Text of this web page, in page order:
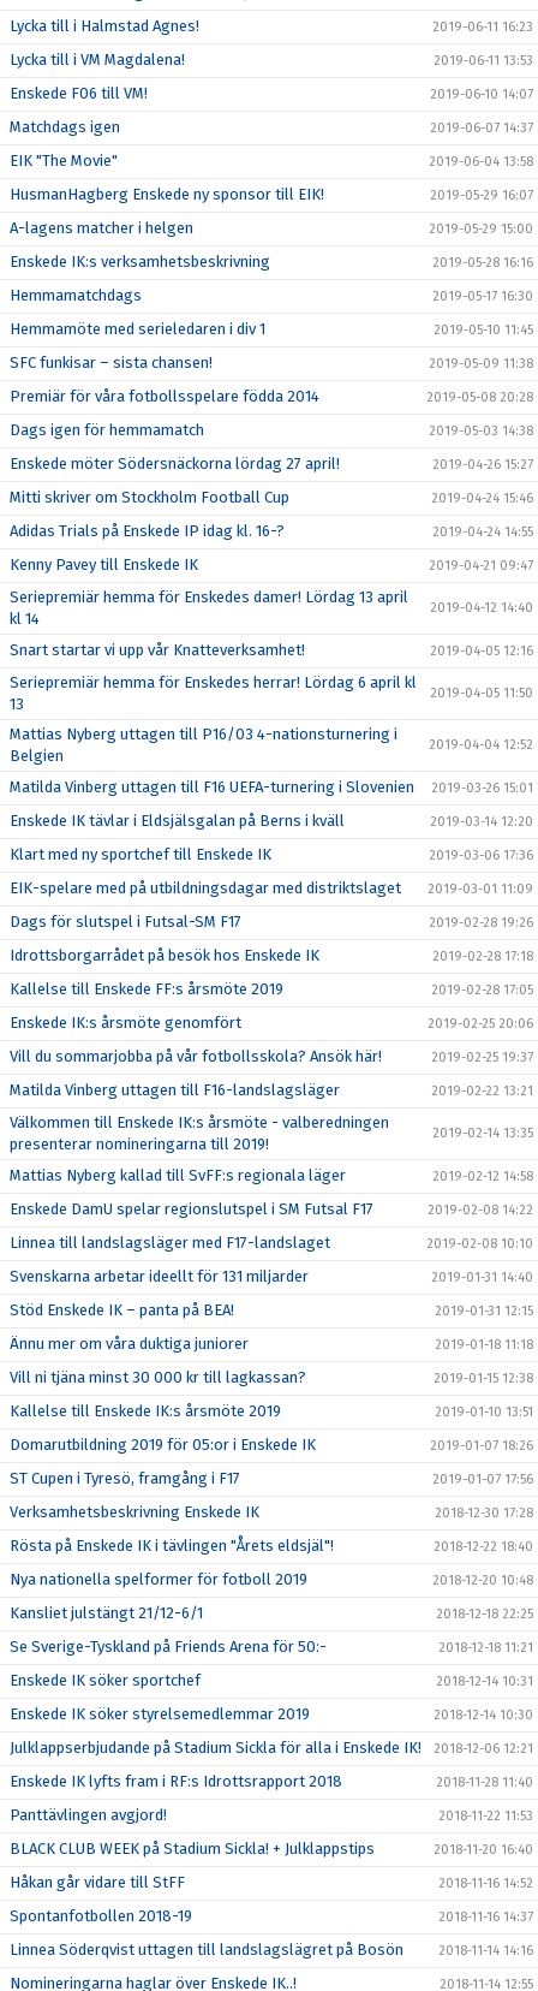
Lycka till i Halmstad Agnes! 2019-06-11 16:23
Lycka till i VM Magdalena! 2019-06-11 13:53
Enskede F06 till VM! 2019-06-10 14:07
Matchdags igen 2019-06-07 14:37
EIK "The Movie" 2019-06-04 13:58
HusmanHagberg Enskede ny sponsor till EIK! 2019-05-29 16:07
A-lagens matcher i helgen 2019-05-29 15:00
Enskede IK:s verksamhetsbeskrivning 2019-05-28 16:16
Hemmamatchdags 2019-05-17 16:30
Hemmamöte med serieledaren i div 1 2019-05-10 11:45
SFC funkisar – sista chansen! 2019-05-09 11:38
Premiär för våra fotbollsspelare födda 2014 2019-05-08 20:28
Dags igen för hemmamatch 2019-05-03 14:38
Enskede möter Södersnäckorna lördag 27 april! 2019-04-26 15:27
Mitti skriver om Stockholm Football Cup 2019-04-24 15:46
Adidas Trials på Enskede IP idag kl. 16-? 2019-04-24 14:55
Kenny Pavey till Enskede IK 2019-04-21 09:47
Seriepremiär hemma för Enskedes damer! Lördag 13 april
kl 14
2019-04-12 14:40
Snart startar vi upp vår Knatteverksamhet! 2019-04-05 12:16
Seriepremiär hemma för Enskedes herrar! Lördag 6 april kl
13
2019-04-05 11:50
Mattias Nyberg uttagen till P16/03 4-nationsturnering i
Belgien
2019-04-04 12:52
Matilda Vinberg uttagen till F16 UEFA-turnering i Slovenien 2019-03-26 15:01
Enskede IK tävlar i Eldsjälsgalan på Berns i kväll 2019-03-14 12:20
Klart med ny sportchef till Enskede IK 2019-03-06 17:36
EIK-spelare med på utbildningsdagar med distriktslaget 2019-03-01 11:09
Dags för slutspel i Futsal-SM F17 2019-02-28 19:26
Idrottsborgarrådet på besök hos Enskede IK 2019-02-28 17:18
Kallelse till Enskede FF:s årsmöte 2019 2019-02-28 17:05
Enskede IK:s årsmöte genomfört 2019-02-25 20:06
Vill du sommarjobba på vår fotbollsskola? Ansök här! 2019-02-25 19:37
Matilda Vinberg uttagen till F16-landslagsläger 2019-02-22 13:21
Välkommen till Enskede IK:s årsmöte - valberedningen
presenterar nomineringarna till 2019!
2019-02-14 13:35
Mattias Nyberg kallad till SvFF:s regionala läger 2019-02-12 14:58
Enskede DamU spelar regionslutspel i SM Futsal F17 2019-02-08 14:22
Linnea till landslagsläger med F17-landslaget 2019-02-08 10:10
Svenskarna arbetar ideellt för 131 miljarder 2019-01-31 14:40
Stöd Enskede IK – panta på BEA! 2019-01-31 12:15
Ännu mer om våra duktiga juniorer 2019-01-18 11:18
Vill ni tjäna minst 30 000 kr till lagkassan? 2019-01-15 12:38
Kallelse till Enskede IK:s årsmöte 2019 2019-01-10 13:51
Domarutbildning 2019 för 05:or i Enskede IK 2019-01-07 18:26
ST Cupen i Tyresö, framgång i F17 2019-01-07 17:56
Verksamhetsbeskrivning Enskede IK 2018-12-30 17:28
Rösta på Enskede IK i tävlingen "Årets eldsjäl"! 2018-12-22 18:40
Nya nationella spelformer för fotboll 2019 2018-12-20 10:48
Kansliet julstängt 21/12-6/1 2018-12-18 22:25
Se Sverige-Tyskland på Friends Arena för 50:- 2018-12-18 11:21
Enskede IK söker sportchef 2018-12-14 10:31
Enskede IK söker styrelsemedlemmar 2019 2018-12-14 10:30
Julklappserbjudande på Stadium Sickla för alla i Enskede IK! 2018-12-06 12:21
Enskede IK lyfts fram i RF:s Idrottsrapport 2018 2018-11-28 11:40
Panttävlingen avgjord! 2018-11-22 11:53
BLACK CLUB WEEK på Stadium Sickla! + Julklappstips 2018-11-20 16:40
Håkan går vidare till StFF 2018-11-16 14:52
Spontanfotbollen 2018-19 2018-11-16 14:37
Linnea Söderqvist uttagen till landslagslägret på Bosön 2018-11-14 14:16
Nomineringarna haglar över Enskede IK..! 2018-11-14 12:55